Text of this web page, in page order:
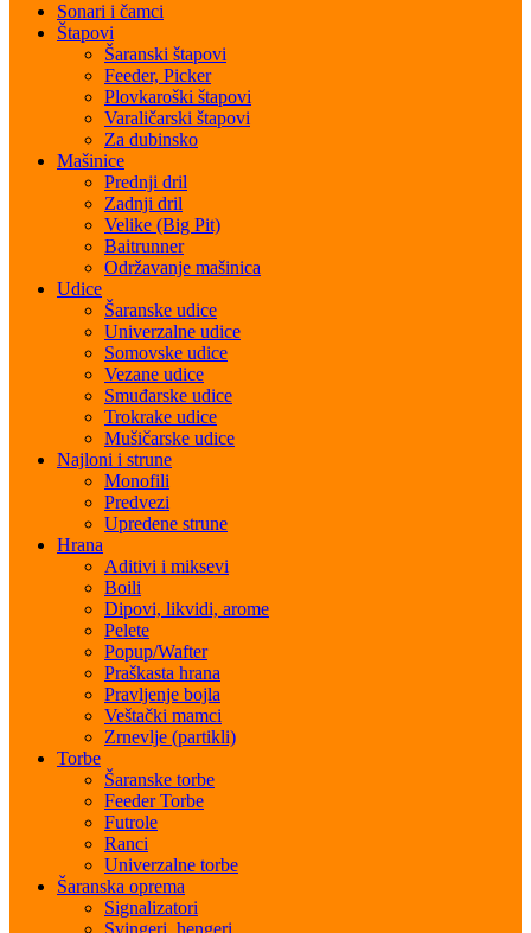
Sonari i čamci
Štapovi
Šaranski štapovi
Feeder, Picker
Plovkaroški štapovi
Varaličarski štapovi
Za dubinsko
Mašinice
Prednji dril
Zadnji dril
Velike (Big Pit)
Baitrunner
Održavanje mašinica
Udice
Šaranske udice
Univerzalne udice
Somovske udice
Vezane udice
Smuđarske udice
Trokrake udice
Mušičarske udice
Najloni i strune
Monofili
Predvezi
Upredene strune
Hrana
Aditivi i miksevi
Boili
Dipovi, likvidi, arome
Pelete
Popup/Wafter
Praškasta hrana
Pravljenje bojla
Veštački mamci
Zrnevlje (partikli)
Torbe
Šaranske torbe
Feeder Torbe
Futrole
Ranci
Univerzalne torbe
Šaranska oprema
Signalizatori
Svingeri, hengeri